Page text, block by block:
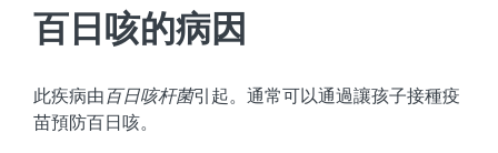
百日咳的病因
此疾病由百日咳杆菌引起。通常可以通過讓孩子接種疫
苗預防百日咳。